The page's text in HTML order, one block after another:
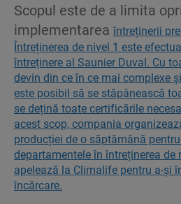
Scopul este de a limita
implementarea întreținerii
Întreținerea de nivel 1 este
întreținere al Saunier Duval. Cu
devin din ce în ce mai complexe
este posibil să se stăpânească
se dețină toate certificările
acest scop, compania
producției de o săptămână
departamentele în întreținerea de
apelează la Climalife pentru a-și
încărcare.